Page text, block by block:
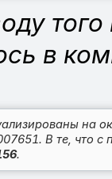
в
на
В те, что с
.